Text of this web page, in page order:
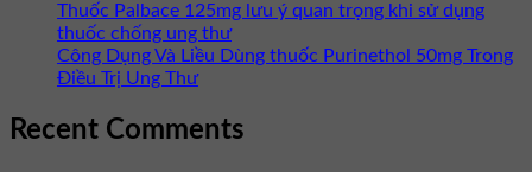
Thuốc Palbace 125mg lưu ý quan trọng khi sử dụng
thuốc chống ung thư
Công Dụng Và Liều Dùng thuốc Purinethol 50mg Trong
Điều Trị Ung Thư
Recent Comments